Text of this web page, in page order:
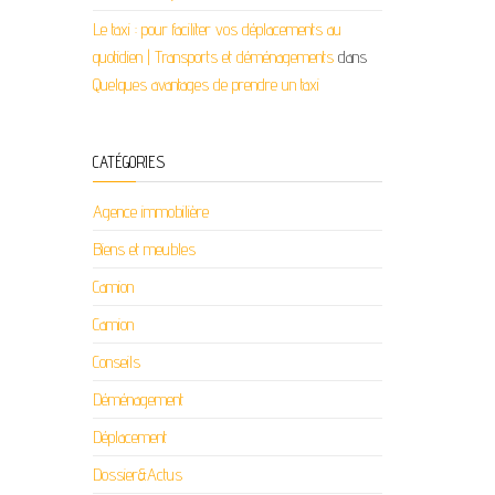
Le taxi : pour faciliter vos déplacements au
quotidien | Transports et déménagementsdans
Quelques avantages de prendre un taxi
CATÉGORIES
Agence immobilière
Biens et meubles
Camion
Camion
Conseils
Déménagement
Déplacement
Dossier&Actus